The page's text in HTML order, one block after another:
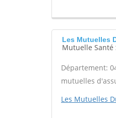
Les Mutuelles
Mutuelle Santé
Département:
mutuelles
Les Mutuelles